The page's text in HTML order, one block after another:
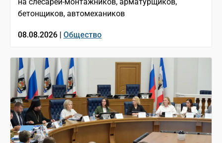
бетонщиков, автомехаников
08.08.2026 | Общество